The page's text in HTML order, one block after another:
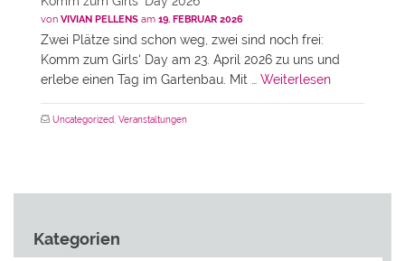
von VIVIAN PELLENS am 19. FEBRUAR 2026
Zwei Plätze sind schon weg, zwei sind noch frei:
Komm zum Girls‘ Day am 23. April 2026 zu uns und
erlebe einen Tag im Gartenbau. Mit … Weiterlesen
Uncategorized Veranstaltungen
Kategorien